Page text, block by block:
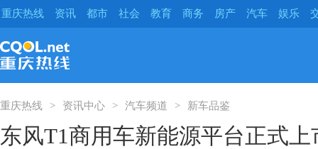
重庆热线 资讯 都市 社会 教育 商务 房产 汽车 娱乐
重庆热线 资讯中心 汽车频道 新车品鉴
东风T1商用车新能源平台正式